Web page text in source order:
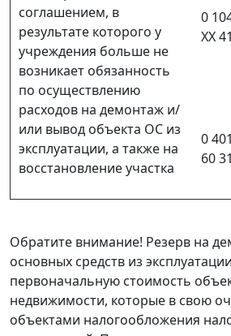
соглашением, в
результате которого у
учреждения больше не
возникает обязанность
по осуществлению
расходов на демонтаж и/
или вывод объекта ОС из
эксплуатации, а также на
восстановление участка
0
ХХ
0 401
60
Обратите внимание! Резерв на
основных средств из
первоначальную стоимость
недвижимости, которые в свою
объектами налогообложения